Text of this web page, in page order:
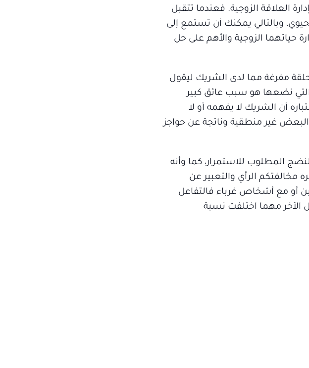
العلاقة الزوجية. فعندما تتقبل
وبالتالي يمكنك أن تستمع إلى
حياتهما الزوجية والأهم على حل
مفرغة مما لدى الشريك ليقول
التي نضعها هو سبب عائق كبير
أن الشريك لا يفهمه أو لا
غير منطقية وناتجة عن حواجز
المطلوب للاستمرار، كما وأنه
الرأي والتعبير عن
أو مع أشخاص غرباء فالتفاعل
الآخر مهما اختلفت نسبة